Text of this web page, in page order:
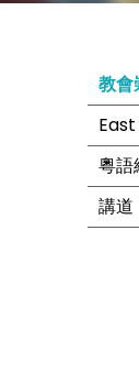
教會
粵語
講道